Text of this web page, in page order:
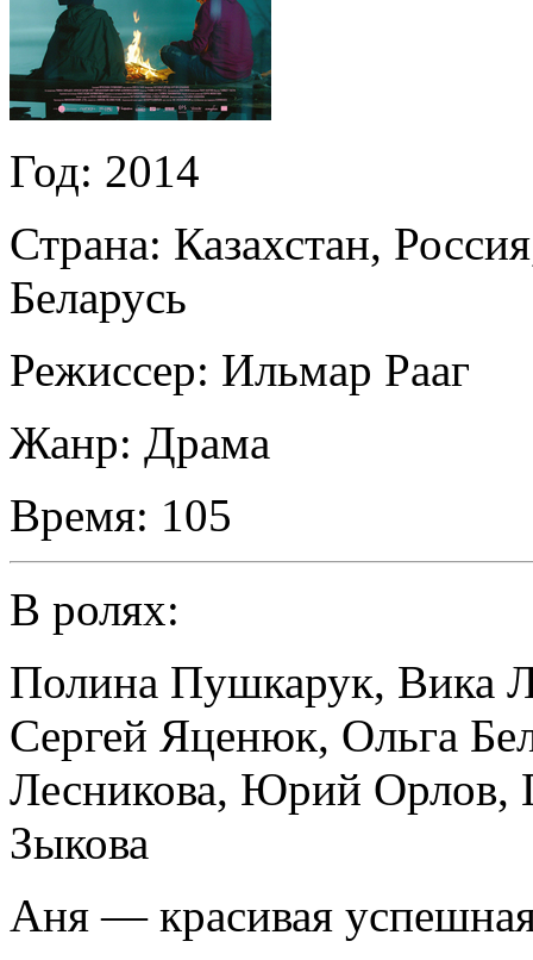
Год: 2014
Страна: Казахстан,
Беларусь
Режиссер: Ильмар Рааг
Жанр: Драма
Время: 105
В ролях:
Полина Пушкарук, Вика
Сергей Яценюк, Ольга
Лесникова, Юрий Орлов,
Зыкова
Аня — красивая